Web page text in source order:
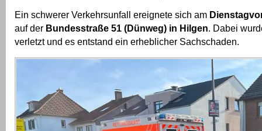
Ein schwerer Verkehrsunfall ereignete sich am
auf der Bundesstraße 51 (Dünweg) in Hilgen. Dabei
verletzt und es entstand ein erheblicher Sachschaden.